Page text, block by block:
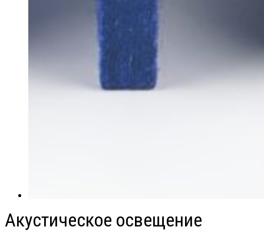
Акустическое освещение